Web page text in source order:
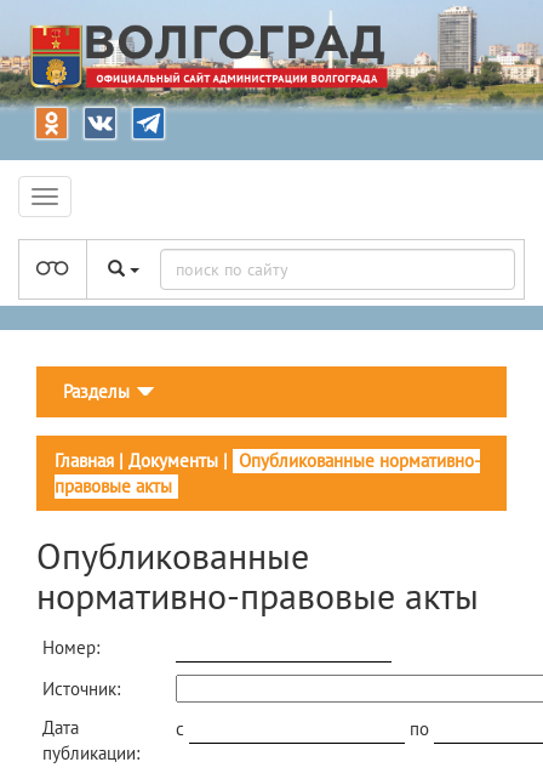
Разделы
Главная | Документы | Опубликованные нормативно-
правовые акты
Опубликованные
нормативно-правовые акты
Номер:
Источник:
Дата
публикации:
c по